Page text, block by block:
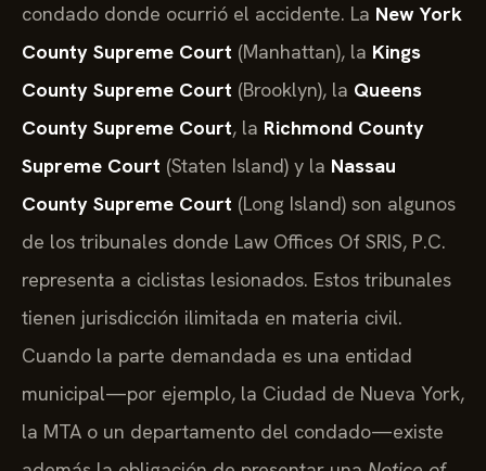
condado donde ocurrió el accidente. La New York
County Supreme Court (Manhattan), la Kings
County Supreme Court (Brooklyn), la Queens
County Supreme Court, la Richmond County
Supreme Court (Staten Island) y la Nassau
County Supreme Court (Long Island) son algunos
de los tribunales donde Law Offices Of SRIS, P.C.
representa a ciclistas lesionados. Estos tribunales
tienen jurisdicción ilimitada en materia civil.
Cuando la parte demandada es una entidad
municipal—por ejemplo, la Ciudad de Nueva York,
la MTA o un departamento del condado—existe